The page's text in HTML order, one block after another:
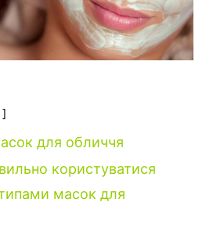
для обличчя
користуватися
масок для